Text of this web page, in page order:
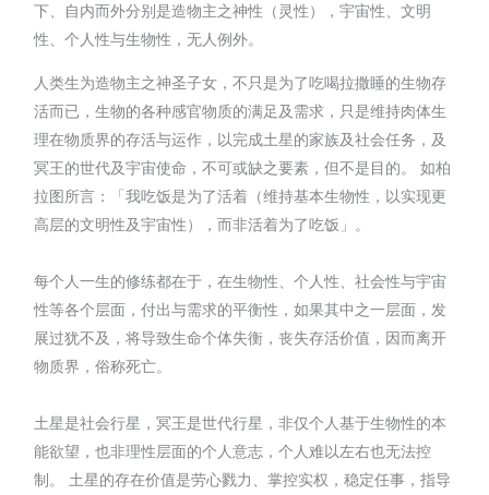
下、自内而外分别是造物主之神性（灵性），宇宙性、文明
性、个人性与生物性，无人例外。
人类生为造物主之神圣子女，不只是为了吃喝拉撒睡的生物存
活而已，生物的各种感官物质的满足及需求，只是维持肉体生
理在物质界的存活与运作，以完成土星的家族及社会任务，及
冥王的世代及宇宙使命，不可或缺之要素，但不是目的。 如柏
拉图所言：「我吃饭是为了活着（维持基本生物性，以实现更
高层的文明性及宇宙性），而非活着为了吃饭」。
每个人一生的修练都在于，在生物性、个人性、社会性与宇宙
性等各个层面，付出与需求的平衡性，如果其中之一层面，发
展过犹不及，将导致生命个体失衡，丧失存活价值，因而离开
物质界，俗称死亡。
土星是社会行星，冥王是世代行星，非仅个人基于生物性的本
能欲望，也非理性层面的个人意志，个人难以左右也无法控
制。 土星的存在价值是劳心戮力、掌控实权，稳定任事，指导